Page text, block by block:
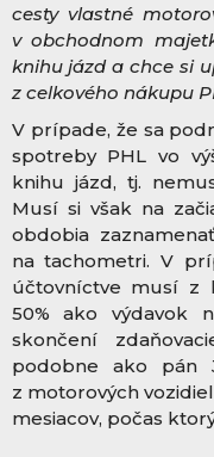
cesty vlastné
v obchodnom
knihu jázd a chce si
z celkového nákupu
V prípade, že sa
spotreby PHL vo
knihu jázd, tj.
Musí si však na
obdobia
na tachometri. V
účtovníctve musí z
50% ako výdavok
skončení
podobne ako pán
z motorových
mesiacov, počas